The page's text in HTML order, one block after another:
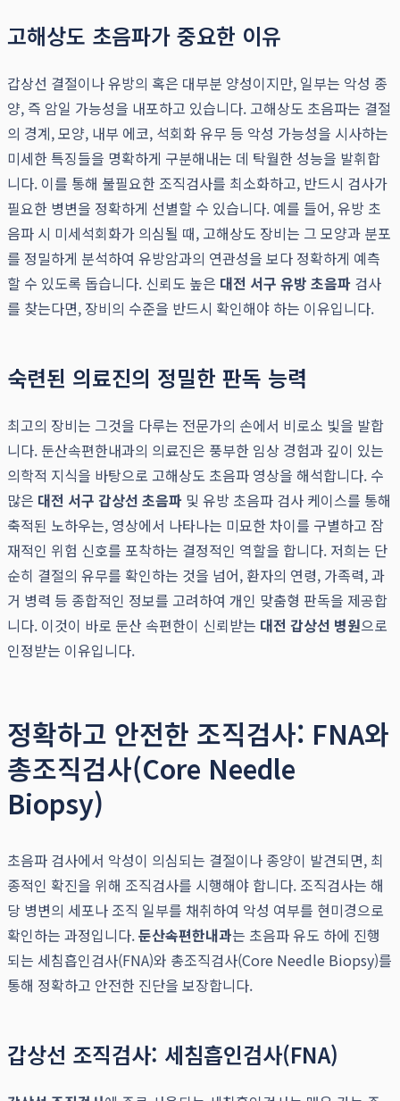
고해상도 초음파가 중요한 이유
갑상선 결절이나 유방의 혹은 대부분 양성이지만, 일부는 악성 종
양, 즉 암일 가능성을 내포하고 있습니다. 고해상도 초음파는 결절
의 경계, 모양, 내부 에코, 석회화 유무 등 악성 가능성을 시사하는
미세한 특징들을 명확하게 구분해내는 데 탁월한 성능을 발휘합
니다. 이를 통해 불필요한 조직검사를 최소화하고, 반드시 검사가
필요한 병변을 정확하게 선별할 수 있습니다. 예를 들어, 유방 초
음파 시 미세석회화가 의심될 때, 고해상도 장비는 그 모양과 분포
를 정밀하게 분석하여 유방암과의 연관성을 보다 정확하게 예측
할 수 있도록 돕습니다. 신뢰도 높은 대전 서구 유방 초음파 검사
를 찾는다면, 장비의 수준을 반드시 확인해야 하는 이유입니다.
숙련된 의료진의 정밀한 판독 능력
최고의 장비는 그것을 다루는 전문가의 손에서 비로소 빛을 발합
니다. 둔산속편한내과의 의료진은 풍부한 임상 경험과 깊이 있는
의학적 지식을 바탕으로 고해상도 초음파 영상을 해석합니다. 수
많은 대전 서구 갑상선 초음파 및 유방 초음파 검사 케이스를 통해
축적된 노하우는, 영상에서 나타나는 미묘한 차이를 구별하고 잠
재적인 위험 신호를 포착하는 결정적인 역할을 합니다. 저희는 단
순히 결절의 유무를 확인하는 것을 넘어, 환자의 연령, 가족력, 과
거 병력 등 종합적인 정보를 고려하여 개인 맞춤형 판독을 제공합
니다. 이것이 바로 둔산 속편한이 신뢰받는 대전 갑상선 병원으로
인정받는 이유입니다.
정확하고 안전한 조직검사: FNA와
총조직검사(Core Needle
Biopsy)
초음파 검사에서 악성이 의심되는 결절이나 종양이 발견되면, 최
종적인 확진을 위해 조직검사를 시행해야 합니다. 조직검사는 해
당 병변의 세포나 조직 일부를 채취하여 악성 여부를 현미경으로
확인하는 과정입니다.둔산속편한내과는 초음파 유도 하에 진행
되는 세침흡인검사(FNA)와 총조직검사(Core Needle Biopsy)를
통해 정확하고 안전한 진단을 보장합니다.
갑상선 조직검사: 세침흡인검사(FNA)